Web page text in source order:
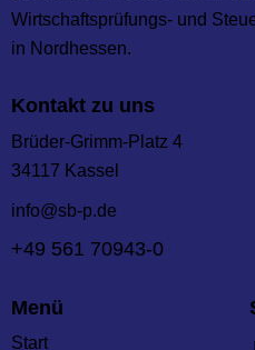
Wirtschaftsprüfungs- und
in Nordhessen.
Kontakt zu uns
Brüder-Grimm-Platz 4
34117 Kassel
info@sb-p.de
+49 561 70943-0
Menü
Start